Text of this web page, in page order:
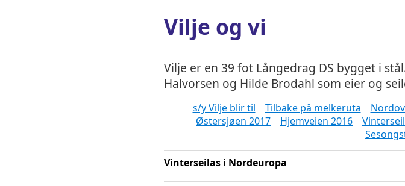
Vilje og vi
Vilje er en 39 fot Långedrag DS bygget i
Halvorsen og Hilde Brodahl som eier og
s/y Vilje blir til Tilbake på melkeruta
Østersjøen 2017
Hjemveien 2016
Vinterseilas i Nordeuropa